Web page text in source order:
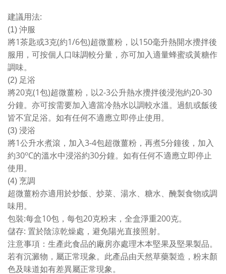
建議用法:
(1) 沖服
將1茶匙或3克(約1/6包)超微薑粉，以150毫升熱開水攪拌後
服用，可按個人口味調較分量，亦可加入適量蜂蜜或黃糖作
調味。
(2) 足浴
將20克(1包)超微薑粉，以2-3公升熱水攪拌後浸泡約20-30
分鐘。亦可按需要加入適當冷熱水以調較水溫。過飢或飯後
皆不宜足浴。如有任何不適應立即停止使用。
(3) 浸浴
將1公升水煮滾，加入3-4包超微薑粉，再煮5分鐘後，加入
約30oC的溫水中浸浴約30分鐘。如有任何不適應立即停止
使用。
(4) 烹調
超微薑粉亦適用於炒飯、炒菜、湯水、糖水、醃製食物或調
味用。
包裝:每盒10包，每包20克粉末，全盒淨重200克。
儲存: 置於陰涼乾燥處，避免陽光直接照射。
注意事項：生產此食品的廠房亦處理木本堅果及堅果製品。
若有沉澱物，屬正常現象。此產品由天然草藥製造，粉末顏
色及味道如有差異屬正常現象。